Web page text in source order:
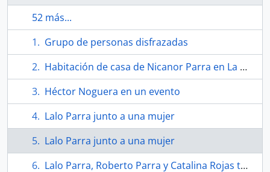
52 más...
Grupo de personas disfrazadas
Habitación de casa de Nicanor Parra en La Reina
Héctor Noguera en un evento
Lalo Parra junto a una mujer
Lalo Parra junto a una mujer
Lalo Parra, Roberto Parra y Catalina Rojas tocando guitarra en un evento